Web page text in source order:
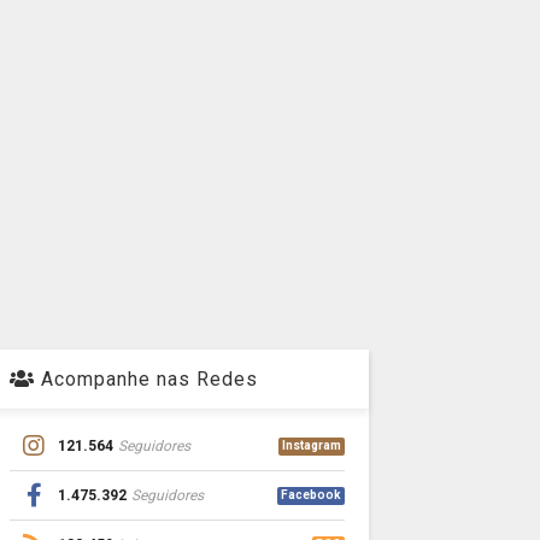
Acompanhe nas Redes
121.564 Seguidores Instagram
1.475.392 Seguidores Facebook